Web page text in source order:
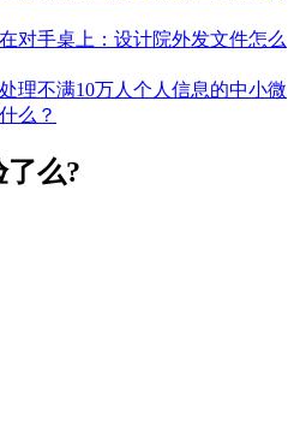
对手桌上：设计院外发文件怎么
理不满10万人个人信息的中小微
么？
么?